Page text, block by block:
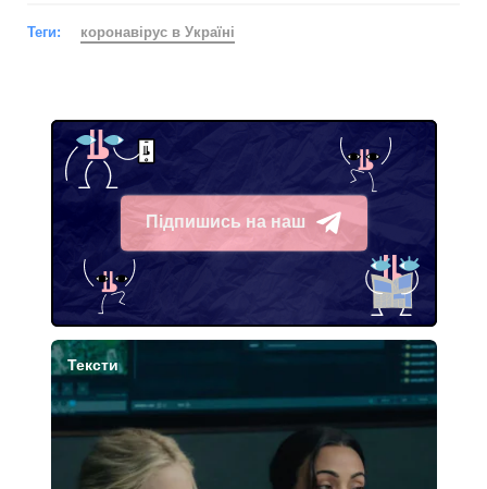
Теги: коронавірус в Україні
Підпишись на наш
Telegram
Тексти